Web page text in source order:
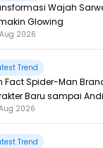
Wajah
Glowing
2026
Trend
Man Brand New Day:
Baru sampai
2026
Trend